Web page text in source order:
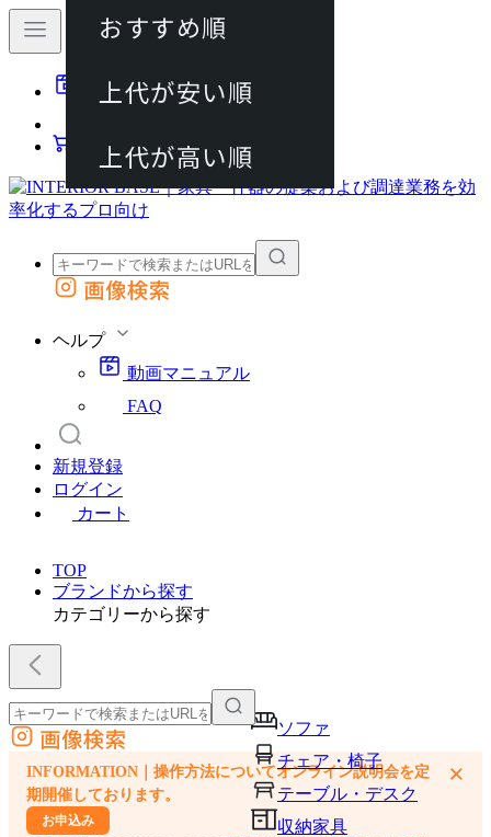
動画マニュアル
カート
外部サイトの商品をカートに追加
画像検索
ヘルプ
動画マニュアル
FAQ
新規登録
ログイン
カート
TOP
ブランドから探す
カテゴリーから探す
ソファ
チェア・椅子
テーブル・デスク
収納家具
外部サイトの商品をカートに追加
他のサイトで見つけた商品ページのURLを貼り付けて、カートに追加できます
画像検索
INFORMATION｜操作方法についてオンライン説明会を定
期開催しております。
お申込み
×
おすすめ順
上代が安い順
上代が高い順